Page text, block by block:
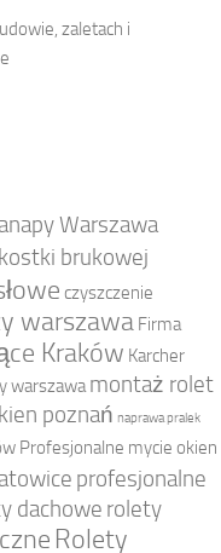
zaletach i
Warszawa
brukowej
czyszczenie
warszawa Firma
Kraków Karcher
warszawa montaż rolet
poznań naprawa pralek
Profesjonalne mycie okien
profesjonalne
dachowe rolety
Rolety